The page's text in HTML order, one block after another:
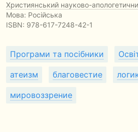
Християнський науково-
Мова: Російська
ISBN: 978-617-7248-42-1
Програми та посібники
атеизм благовестие
мировоззрение